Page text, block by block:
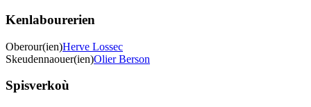
Kenlabourerien
Oberour(ien)Herve Lossec
Skeudennaouer(ien)Olier Berson
Spisverkoù